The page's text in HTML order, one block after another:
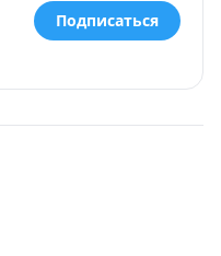
Подписаться